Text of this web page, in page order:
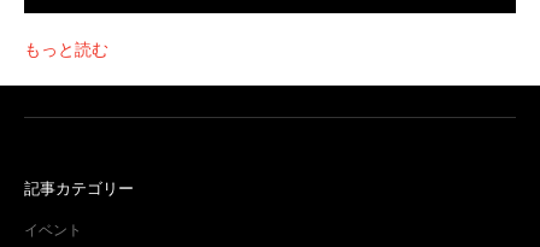
もっと読む
記事カテゴリー
イベント